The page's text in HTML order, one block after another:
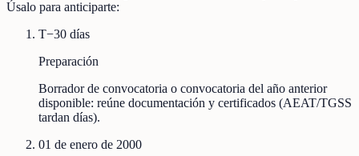
Úsalo para anticiparte:
T−30 días
Preparación
Borrador de convocatoria o convocatoria del año anterior
disponible: reúne documentación y certificados (AEAT/TGSS
tardan días).
01 de enero de 2000